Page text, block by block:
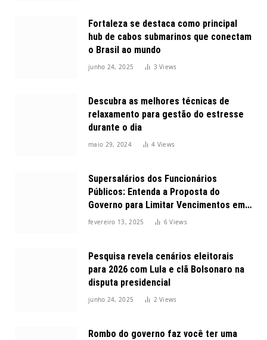
Fortaleza se destaca como principal
hub de cabos submarinos que conectam
o Brasil ao mundo
junho 24, 2025 3Views
Descubra as melhores técnicas de
relaxamento para gestão do estresse
durante o dia
maio 29, 2024 4 Views
Supersalários dos Funcionários
Públicos: Entenda a Proposta do
Governo para Limitar Vencimentos em
2025
fevereiro 13, 2025 6Views
Pesquisa revela cenários eleitorais
para 2026 com Lula e clã Bolsonaro na
disputa presidencial
junho 24, 2025 2Views
Rombo do governo faz você ter uma